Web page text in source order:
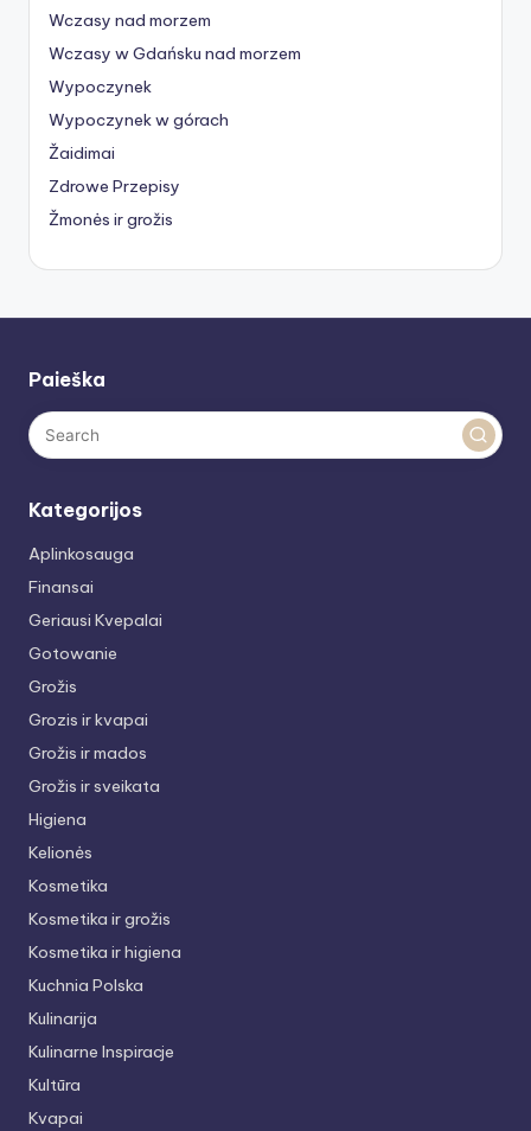
Wczasy nad morzem
Wczasy w Gdańsku nad morzem
Wypoczynek
Wypoczynek w górach
Žaidimai
Zdrowe Przepisy
Žmonės ir grožis
Paieška
Kategorijos
Aplinkosauga
Finansai
Geriausi Kvepalai
Gotowanie
Grožis
Grozis ir kvapai
Grožis ir mados
Grožis ir sveikata
Higiena
Kelionės
Kosmetika
Kosmetika ir grožis
Kosmetika ir higiena
Kuchnia Polska
Kulinarija
Kulinarne Inspiracje
Kultūra
Kvapai